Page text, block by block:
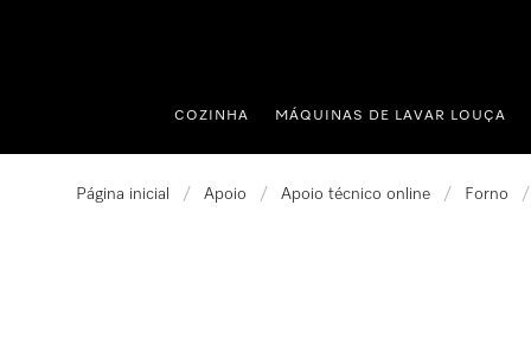
COZINHA MÁQUINAS DE LAVAR LOUÇA
Página inicial / Apoio / Apoio técnico online / Forno /